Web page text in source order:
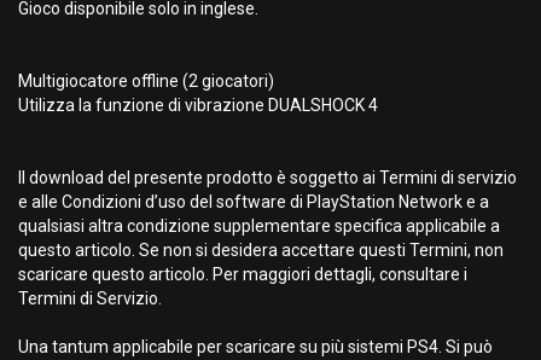
Gioco disponibile solo in inglese.
Multigiocatore offline (2 giocatori)
Utilizza la funzione di vibrazione DUALSHOCK 4
Il download del presente prodotto è soggetto ai Termini di servizio
e alle Condizioni d’uso del software di PlayStation Network e a
qualsiasi altra condizione supplementare specifica applicabile a
questo articolo. Se non si desidera accettare questi Termini, non
scaricare questo articolo. Per maggiori dettagli, consultare i
Termini di Servizio.
Una tantum applicabile per scaricare su più sistemi PS4. Si può